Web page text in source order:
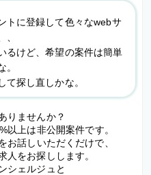
トに登録して色々なwebサ
、
るけど、希望の案件は簡単
。
て探し直しかな。
りませんか？
以上は非公開案件です。
お話しいただくだけで、
人をお探しします。
シェルジュと